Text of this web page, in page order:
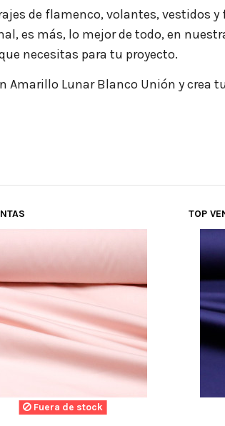
de flamenco, volantes, vestidos
es más, lo mejor de todo, en
necesitas para tu proyecto.
Amarillo Lunar Blanco Unión y
Fuera de stock
TOP